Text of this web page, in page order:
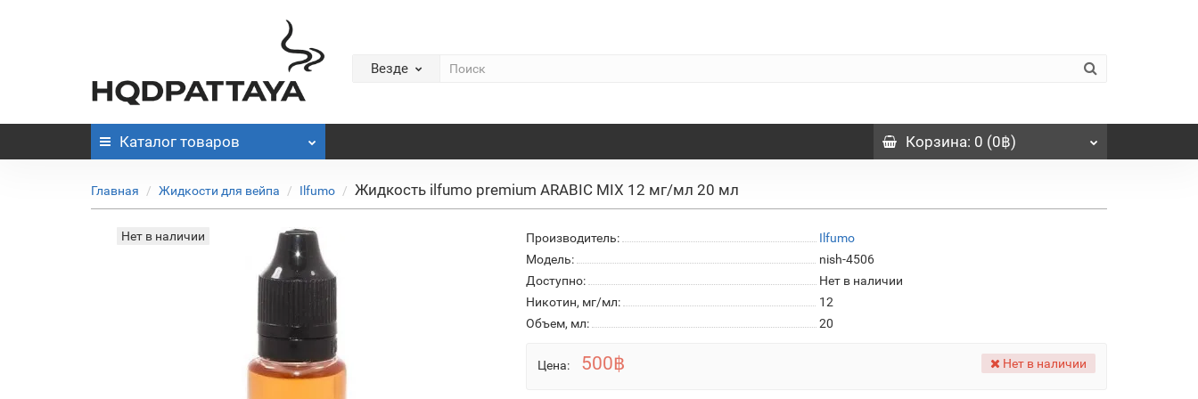
Везде
Каталог товаров Корзина: 0 (0฿)
Главная Жидкости для вейпа Ilfumo Жидкость ilfumo premium ARABIC MIX 12 мг/мл 20 мл
Нет в наличии Производитель:
Ilfumo
Модель:
nish-4506
Доступно:
Нет в наличии
Никотин, мг/мл:
12
Объем, мл:
20
Цена: 500฿ Нет в наличии